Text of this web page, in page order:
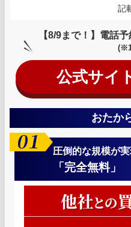
記
【8/9まで！】電話
公式サイ
おたか
圧倒的な規模が
「完全無料」